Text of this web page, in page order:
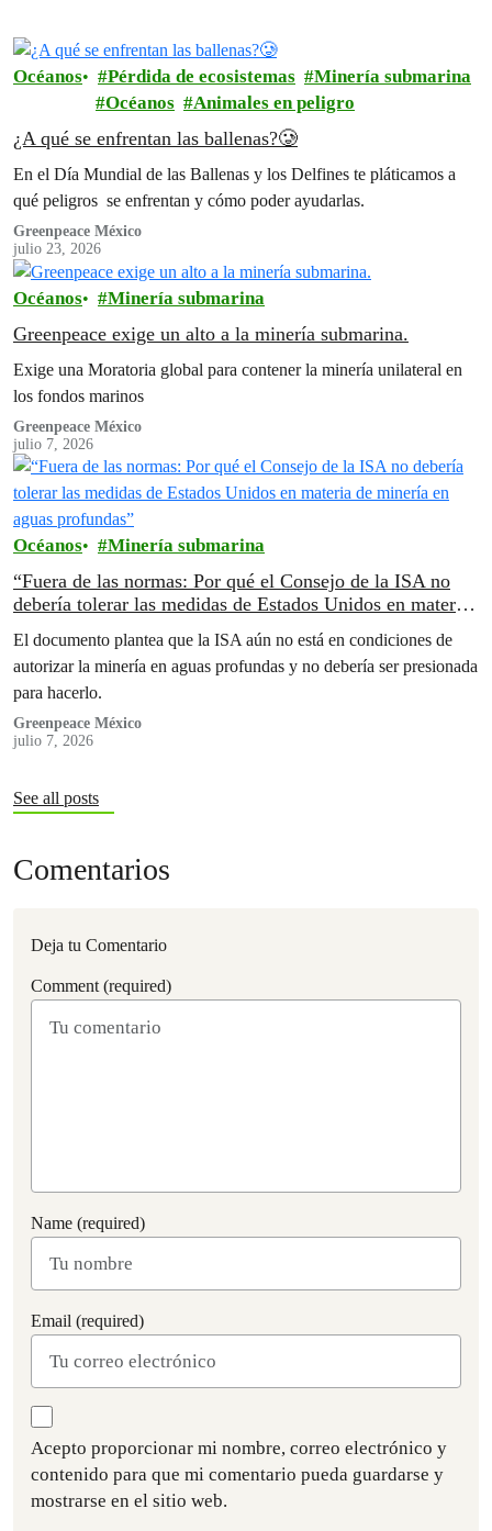
Océanos Pérdida de ecosistemas
Minería submarina
Océanos
Animales en peligro
¿A qué se enfrentan las ballenas?🥲
En el Día Mundial de las Ballenas y los Delfines te pláticamos a
qué peligros se enfrentan y cómo poder ayudarlas.
Greenpeace México
julio 23, 2026
Océanos Minería submarina
Greenpeace exige un alto a la minería submarina.
Exige una Moratoria global para contener la minería unilateral en
los fondos marinos
Greenpeace México
julio 7, 2026
Océanos Minería submarina
“Fuera de las normas: Por qué el Consejo de la ISA no
debería tolerar las medidas de Estados Unidos en materia
El documento plantea que la ISA aún no está en condiciones de
autorizar la minería en aguas profundas y no debería ser presionada
para hacerlo.
Greenpeace México
julio 7, 2026
See all posts
Comentarios
Deja tu Comentario
Comment (required)
Name (required)
Email (required)
Acepto proporcionar mi nombre, correo electrónico y
contenido para que mi comentario pueda guardarse y
mostrarse en el sitio web.